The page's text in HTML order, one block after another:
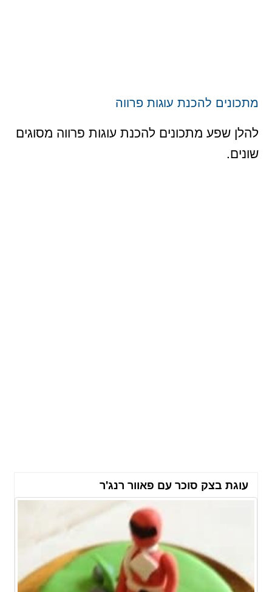
מתכונים להכנת עוגות פרווה
להלן שפע מתכונים להכנת עוגות פרווה מסוגים
שונים.
עוגת בצק סוכר עם פאוור רנג'ר